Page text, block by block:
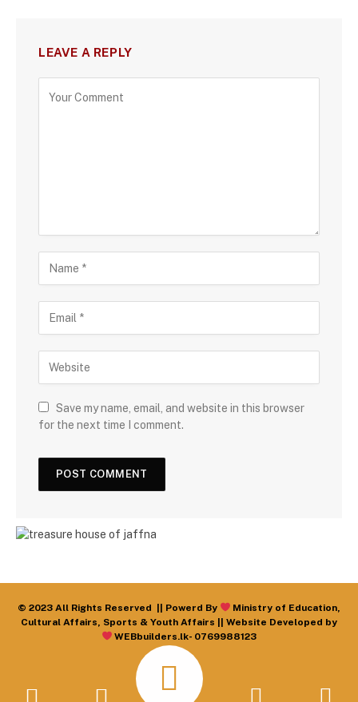
LEAVE A REPLY
Save my name, email, and website in this browser
for the next time I comment.
© 2023 All Rights Reserved || Powerd By
Ministry of Education,
Cultural Affairs, Sports & Youth Affairs || Website Developed by
WEBbuilders.lk- 0769988123